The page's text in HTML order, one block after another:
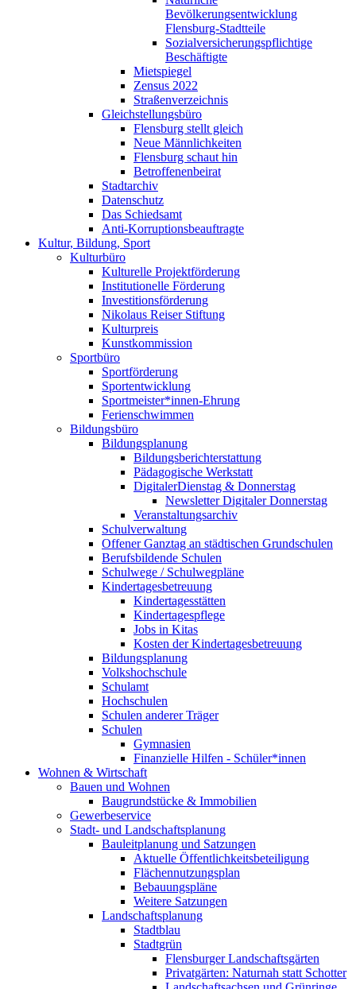
Bevölkerungsentwicklung
Flensburg-Stadtteile
Sozialversicherungspflichtige
Beschäftigte
Mietspiegel
Zensus 2022
Straßenverzeichnis
Gleichstellungsbüro
Flensburg stellt gleich
Neue Männlichkeiten
Flensburg schaut hin
Betroffenenbeirat
Stadtarchiv
Datenschutz
Das Schiedsamt
Anti-Korruptionsbeauftragte
Kultur, Bildung, Sport
Kulturbüro
Kulturelle Projektförderung
Institutionelle Förderung
Investitionsförderung
Nikolaus Reiser Stiftung
Kulturpreis
Kunstkommission
Sportbüro
Sportförderung
Sportentwicklung
Sportmeister*innen-Ehrung
Ferienschwimmen
Bildungsbüro
Bildungsplanung
Bildungsberichterstattung
Pädagogische Werkstatt
DigitalerDienstag & Donnerstag
Newsletter Digitaler Donnerstag
Veranstaltungsarchiv
Schulverwaltung
Offener Ganztag an städtischen Grundschulen
Berufsbildende Schulen
Schulwege / Schulwegpläne
Kindertagesbetreuung
Kindertagesstätten
Kindertagespflege
Jobs in Kitas
Kosten der Kindertagesbetreuung
Bildungsplanung
Volkshochschule
Schulamt
Hochschulen
Schulen anderer Träger
Schulen
Gymnasien
Finanzielle Hilfen - Schüler*innen
Wohnen & Wirtschaft
Bauen und Wohnen
Baugrundstücke & Immobilien
Gewerbeservice
Stadt- und Landschaftsplanung
Bauleitplanung und Satzungen
Aktuelle Öffentlichkeitsbeteiligung
Flächennutzungsplan
Bebauungspläne
Weitere Satzungen
Landschaftsplanung
Stadtblau
Stadtgrün
Flensburger Landschaftsgärten
Privatgärten: Naturnah statt Schotter